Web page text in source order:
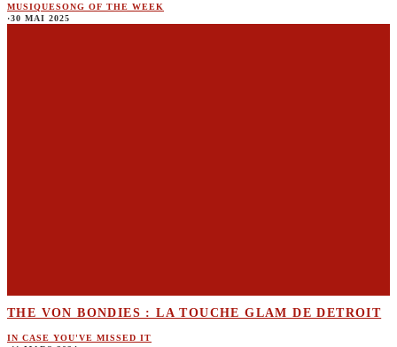
MUSIQUESONG OF THE WEEK
·30 MAI 2025
THE VON BONDIES : LA TOUCHE GLAM DE DETROIT
IN CASE YOU'VE MISSED IT